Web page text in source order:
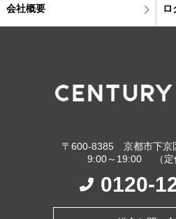
会社概要 ロ
〒600-8385 京都市下京
9:00～19:00 （定
0120-